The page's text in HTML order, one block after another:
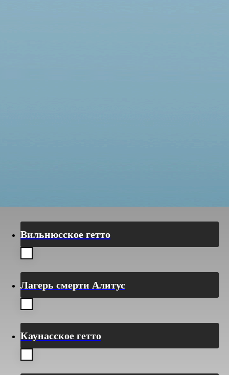
Вильнюсское гетто
Лагерь смерти Алитус
Каунасское гетто